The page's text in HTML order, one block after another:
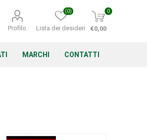
Profilo Lista dei desideri
(0) 0
€0,00
MARCHI CONTATTI